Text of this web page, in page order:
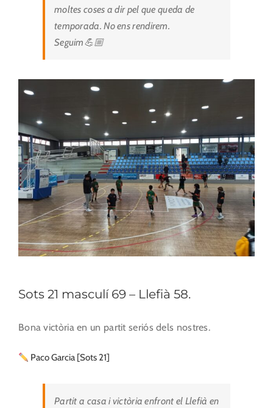
moltes coses a dir pel que queda de
temporada. No ens rendirem.
Seguim💪🏼
Sots 21 masculí 69 – Llefià 58.
Bona victòria en un partit seriós dels nostres.
Paco Garcia [Sots 21]
Partit a casa i victòria enfront el Llefià en